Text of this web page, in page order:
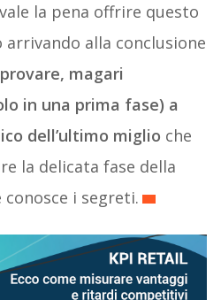
la pena offrire questo
arrivando alla conclusione
magari
in una prima fase) a
dell’ultimo miglio che
la delicata fase della
conosce i segreti.